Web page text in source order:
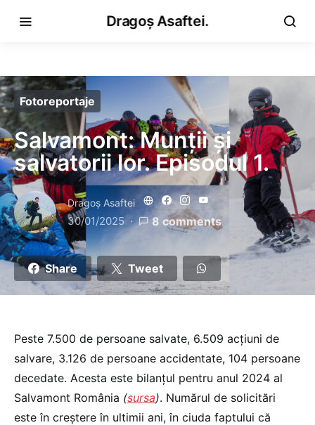
Dragoș Asaftei.
Fotoreportaje
Salvamont: Munții și
salvatorii lor. Episodul 1.
Dragoş Asaftei
30/01/2025 8 comments
Share Tweet
Peste 7.500 de persoane salvate, 6.509 acțiuni de
salvare, 3.126 de persoane accidentate, 104 persoane
decedate. Acesta este bilanțul pentru anul 2024 al
Salvamont România (sursa). Numărul de solicitări
este în creștere în ultimii ani, în ciuda faptului că